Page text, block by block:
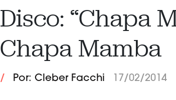
Disco: “Chapa
Chapa Mamba
/ Por: Cleber Facchi 17/02/2014